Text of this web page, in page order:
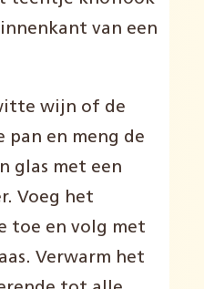
van een
wijn of de
pan en meng de
glas met een
Voeg het
toe en volg met
Verwarm het